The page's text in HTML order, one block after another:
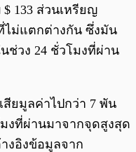
133 ส่วนเหรียญ
ไม่แตกต่างกัน ซึ่งมัน
ช่วง 24 ชั่วโมงที่ผ่าน
ยมูลค่าไปกว่า 7 พัน
งที่ผ่านมาจากจุดสูงสุด
งอิงข้อมูลจาก